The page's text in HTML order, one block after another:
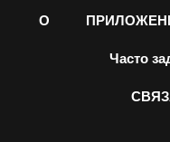
О
Часто